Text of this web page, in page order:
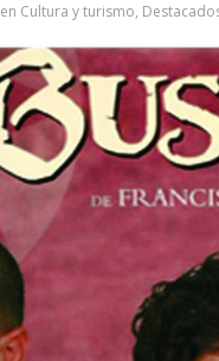
en Cultura y turismo,